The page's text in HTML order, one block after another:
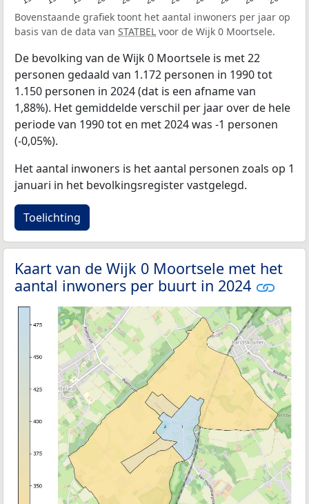
Bovenstaande grafiek toont het aantal inwoners per jaar op
basis van de data van STATBEL voor de Wijk 0 Moortsele.
De bevolking van de Wijk 0 Moortsele is met 22
personen gedaald van 1.172 personen in 1990 tot
1.150 personen in 2024 (dat is een afname van
1,88%). Het gemiddelde verschil per jaar over de hele
periode van 1990 tot en met 2024 was -1 personen
(-0,05%).
Het aantal inwoners is het aantal personen zoals op 1
januari in het bevolkingsregister vastgelegd.
Toelichting
Kaart van de Wijk 0 Moortsele met het
aantal inwoners per buurt in 2024